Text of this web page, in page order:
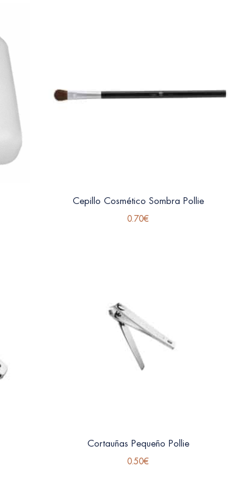
Cepillo Cosmético Sombra Pollie
0.70€
Cortauñas Pequeño Pollie
0.50€